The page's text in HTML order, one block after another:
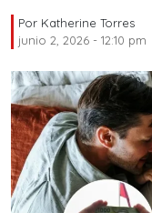
Por Katherine Torres
junio 2, 2026 - 12:10 pm